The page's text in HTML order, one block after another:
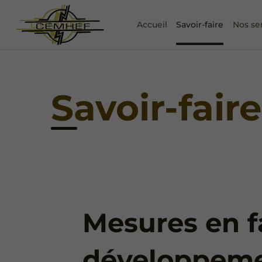
Accueil Savoir-faire Nos
Savoir-
Mesures en